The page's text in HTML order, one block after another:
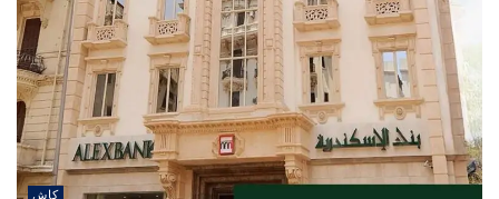
كاش